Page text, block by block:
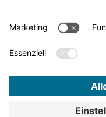
Datenschutz
Bekanntmachungen